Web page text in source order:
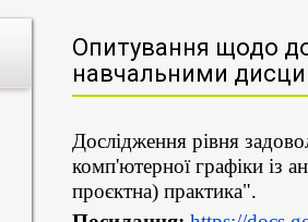
Опитування щодо
навчальними
Дослідження рівня
комп'ютерної графіки із
проєктна) практика".